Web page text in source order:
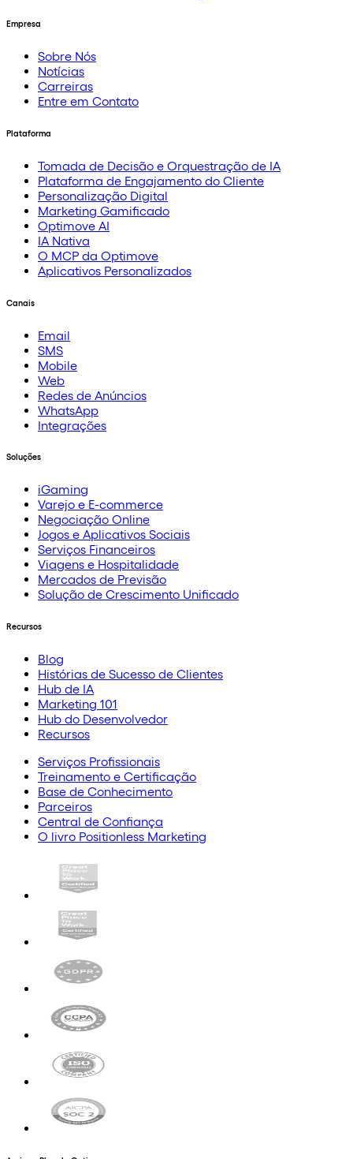
Empresa
Sobre Nós
Notícias
Carreiras
Entre em Contato
Plataforma
Tomada de Decisão e Orquestração de IA
Plataforma de Engajamento do Cliente
Personalização Digital
Marketing Gamificado
Optimove AI
IA Nativa
O MCP da Optimove
Aplicativos Personalizados
Canais
Email
SMS
Mobile
Web
Redes de Anúncios
WhatsApp
Integrações
Soluções
iGaming
Varejo e E-commerce
Negociação Online
Jogos e Aplicativos Sociais
Serviços Financeiros
Viagens e Hospitalidade
Mercados de Previsão
Solução de Crescimento Unificado
Recursos
Blog
Histórias de Sucesso de Clientes
Hub de IA
Marketing 101
Hub do Desenvolvedor
Recursos
Serviços Profissionais
Treinamento e Certificação
Base de Conhecimento
Parceiros
Central de Confiança
O livro Positionless Marketing